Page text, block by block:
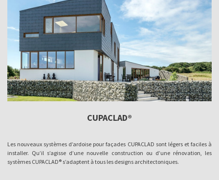
CUPACLAD®
Les nouveaux systèmes d’ardoise pour façades CUPACLAD sont légers et faciles à
installer. Qu’il s’agisse d’une nouvelle construction ou d’une rénovation, les
systèmes CUPACLAD® s’adaptent à tous les designs architectoniques.